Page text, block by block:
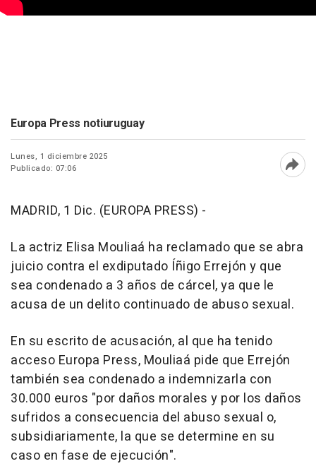
Europa Press notiuruguay
Lunes, 1 diciembre 2025
Publicado: 07:06
MADRID, 1 Dic. (EUROPA PRESS) -
La actriz Elisa Mouliaá ha reclamado que se abra
juicio contra el exdiputado Íñigo Errejón y que
sea condenado a 3 años de cárcel, ya que le
acusa de un delito continuado de abuso sexual.
En su escrito de acusación, al que ha tenido
acceso Europa Press, Mouliaá pide que Errejón
también sea condenado a indemnizarla con
30.000 euros "por daños morales y por los daños
sufridos a consecuencia del abuso sexual o,
subsidiariamente, la que se determine en su
caso en fase de ejecución".